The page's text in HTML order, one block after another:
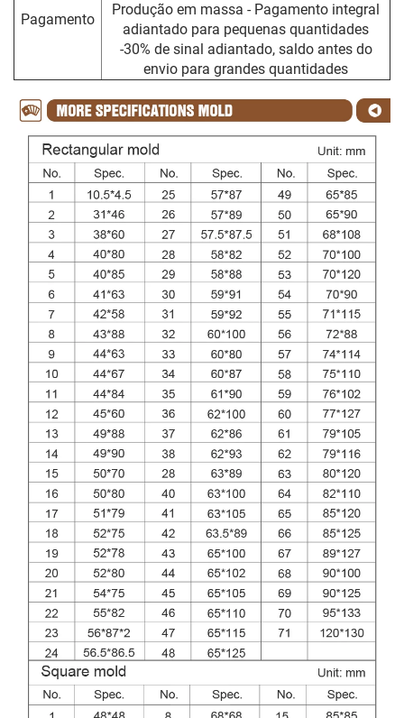
Pagamento
Produção em massa - Pagamento integral
adiantado para pequenas quantidades
-30% de sinal adiantado, saldo antes do
envio para grandes quantidades